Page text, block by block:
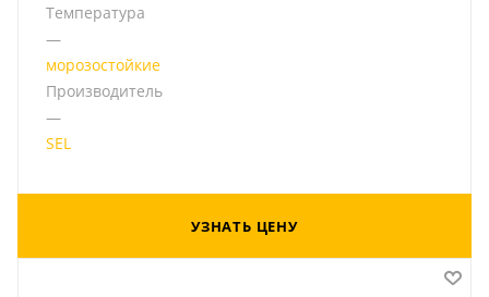
Температура
—
морозостойкие
Производитель
—
SEL
УЗНАТЬ ЦЕНУ